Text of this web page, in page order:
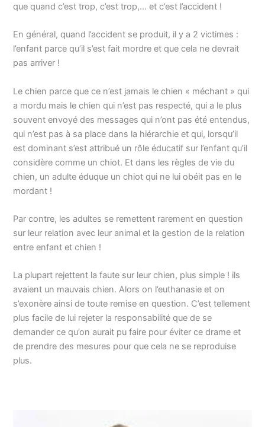
que quand c’est trop, c’est trop,… et c’est l’accident !
En général, quand l’accident se produit, il y a 2 victimes :
l’enfant parce qu’il s’est fait mordre et que cela ne devrait
pas arriver !
Le chien parce que ce n’est jamais le chien « méchant » qui
a mordu mais le chien qui n’est pas respecté, qui a le plus
souvent envoyé des messages qui n’ont pas été entendus,
qui n’est pas à sa place dans la hiérarchie et qui, lorsqu’il
est dominant s’est attribué un rôle éducatif sur l’enfant qu’il
considère comme un chiot. Et dans les règles de vie du
chien, un adulte éduque un chiot qui ne lui obéit pas en le
mordant !
Par contre, les adultes se remettent rarement en question
sur leur relation avec leur animal et la gestion de la relation
entre enfant et chien !
La plupart rejettent la faute sur leur chien, plus simple ! ils
avaient un mauvais chien. Alors on l’euthanasie et on
s’exonère ainsi de toute remise en question. C’est tellement
plus facile de lui rejeter la responsabilité que de se
demander ce qu’on aurait pu faire pour éviter ce drame et
de prendre des mesures pour que cela ne se reproduise
plus.